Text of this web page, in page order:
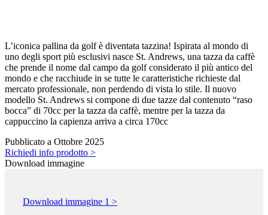
L’iconica pallina da golf è diventata tazzina! Ispirata al mondo di
uno degli sport più esclusivi nasce St. Andrews, una tazza da caffè
che prende il nome dal campo da golf considerato il più antico del
mondo e che racchiude in se tutte le caratteristiche richieste dal
mercato professionale, non perdendo di vista lo stile. Il nuovo
modello St. Andrews si compone di due tazze dal contenuto “raso
bocca” di 70cc per la tazza da caffè, mentre per la tazza da
cappuccino la capienza arriva a circa 170cc
Pubblicato a Ottobre 2025
Richiedi info prodotto >
Download immagine
Download immagine 1 >